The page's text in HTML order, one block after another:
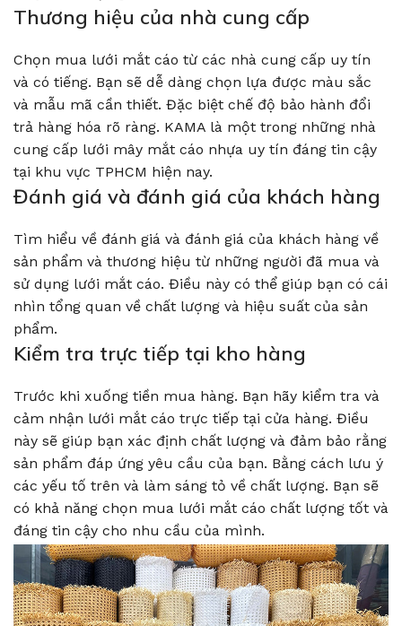
Thương hiệu của nhà cung cấp
Chọn mua lưới mắt cáo từ các nhà cung cấp uy tín
và có tiếng. Bạn sẽ dễ dàng chọn lựa được màu sắc
và mẫu mã cần thiết. Đặc biệt chế độ bảo hành đổi
trả hàng hóa rõ ràng. KAMA là một trong những nhà
cung cấp lưới mây mắt cáo nhựa uy tín đáng tin cậy
tại khu vực TPHCM hiện nay.
Đánh giá và đánh giá của khách hàng
Tìm hiểu về đánh giá và đánh giá của khách hàng về
sản phẩm và thương hiệu từ những người đã mua và
sử dụng lưới mắt cáo. Điều này có thể giúp bạn có cái
nhìn tổng quan về chất lượng và hiệu suất của sản
phẩm.
Kiểm tra trực tiếp tại kho hàng
Trước khi xuống tiền mua hàng. Bạn hãy kiểm tra và
cảm nhận lưới mắt cáo trực tiếp tại cửa hàng. Điều
này sẽ giúp bạn xác định chất lượng và đảm bảo rằng
sản phẩm đáp ứng yêu cầu của bạn. Bằng cách lưu ý
các yếu tố trên và làm sáng tỏ về chất lượng. Bạn sẽ
có khả năng chọn mua lưới mắt cáo chất lượng tốt và
đáng tin cậy cho nhu cầu của mình.